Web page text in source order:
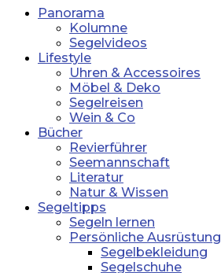
Panorama
Kolumne
Segelvideos
Lifestyle
Uhren & Accessoires
Möbel & Deko
Segelreisen
Wein & Co
Bücher
Revierführer
Seemannschaft
Literatur
Natur & Wissen
Segeltipps
Segeln lernen
Persönliche Ausrüstung
Segelbekleidung
Segelschuhe